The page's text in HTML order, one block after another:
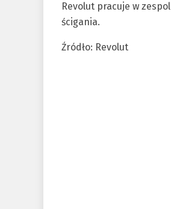
Revolut pracuje w
ścigania.
Źródło: Revolut